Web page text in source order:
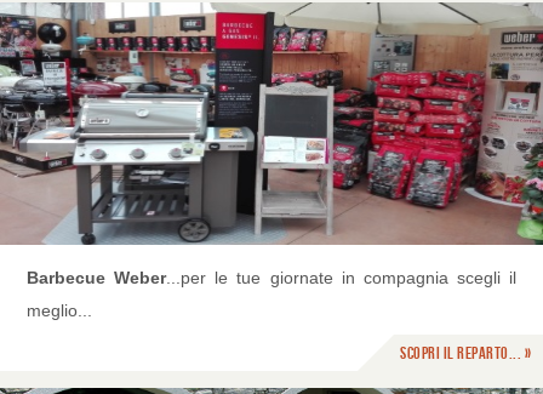
Barbecue Weber...per le tue giornate in compagnia scegli il
meglio...
Scopri il reparto... »